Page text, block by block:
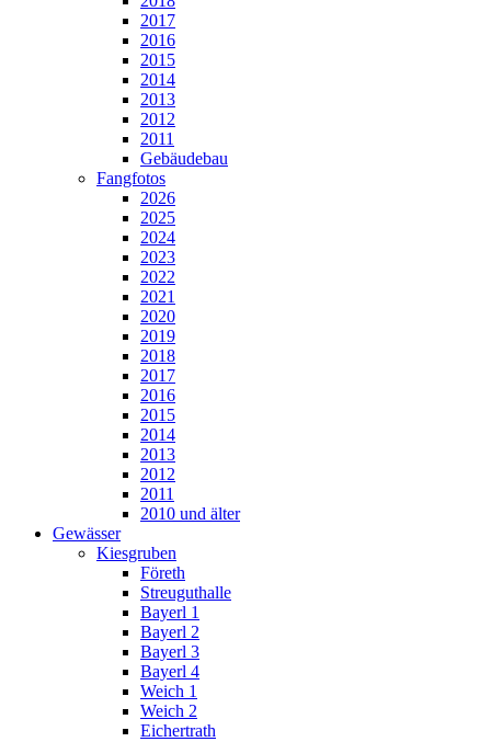
2017
2016
2015
2014
2013
2012
2011
Gebäudebau
Fangfotos
2026
2025
2024
2023
2022
2021
2020
2019
2018
2017
2016
2015
2014
2013
2012
2011
2010 und älter
Gewässer
Kiesgruben
Företh
Streuguthalle
Bayerl 1
Bayerl 2
Bayerl 3
Bayerl 4
Weich 1
Weich 2
Eichertrath